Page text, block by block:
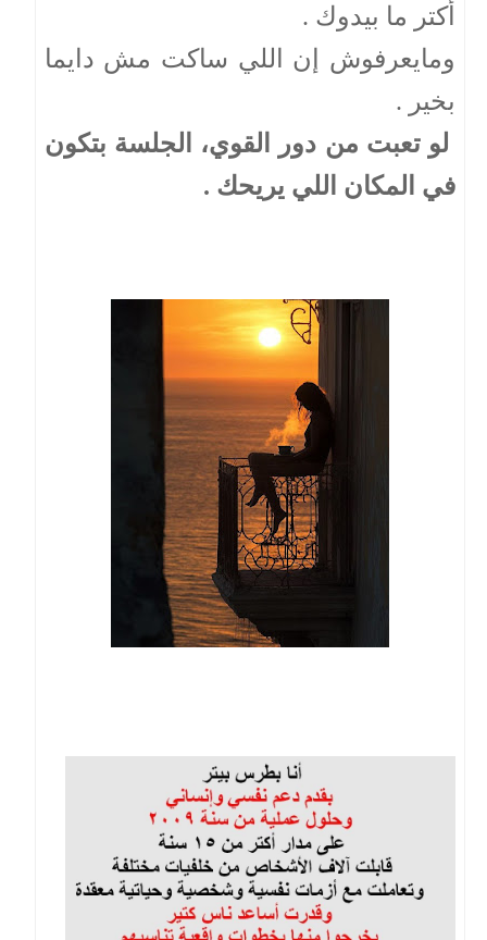
أكتر ما بيدوك .
ومايعرفوش إن اللي ساكت مش دايما
بخير .
لو تعبت من دور القوي، الجلسة بتكون
في المكان اللي يريحك .